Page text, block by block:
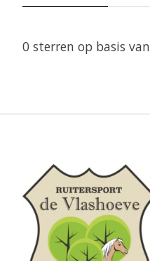
0 sterren op basis van